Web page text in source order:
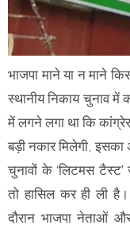
भाजपा माने या न माने
स्थानीय निकाय चुनाव में
में लगने लगा था कि
बड़ी नकार मिलेगी, इसका
चुनावों के ‘लिटमस
तो हासिल कर ही ली
दौरान भाजपा नेताओं